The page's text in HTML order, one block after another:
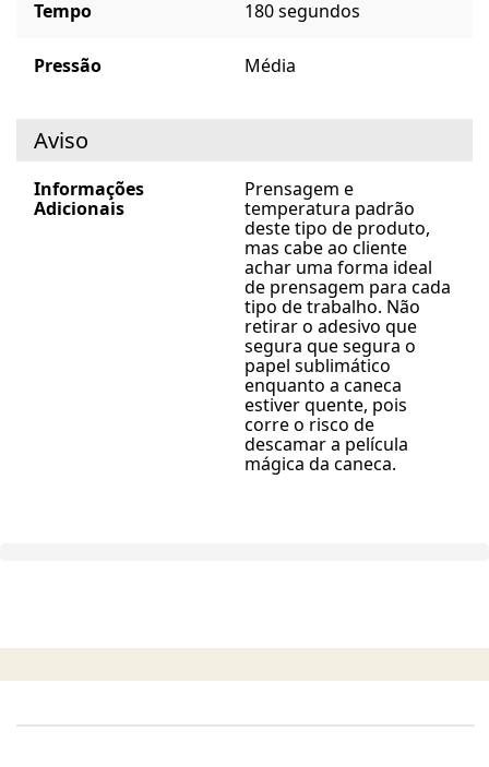
Tempo 180 segundos
Pressão Média
Aviso
Informações
Adicionais
Prensagem e
temperatura padrão
deste tipo de produto,
mas cabe ao cliente
achar uma forma ideal
de prensagem para cada
tipo de trabalho. Não
retirar o adesivo que
segura que segura o
papel sublimático
enquanto a caneca
estiver quente, pois
corre o risco de
descamar a película
mágica da caneca.